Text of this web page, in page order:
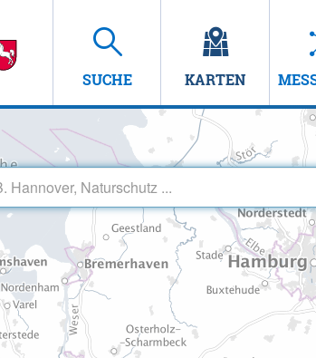
SUCHE KARTEN